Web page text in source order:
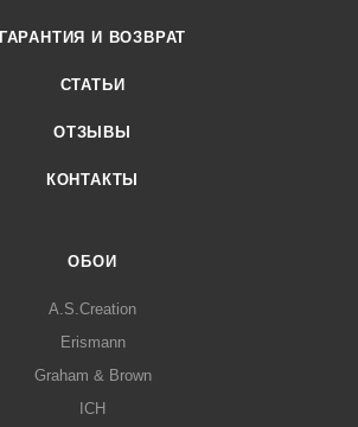
ГАРАНТИЯ И ВОЗВРАТ
СТАТЬИ
ОТЗЫВЫ
КОНТАКТЫ
ОБОИ
A.S.Creation
Erismann
Graham & Brown
ICH